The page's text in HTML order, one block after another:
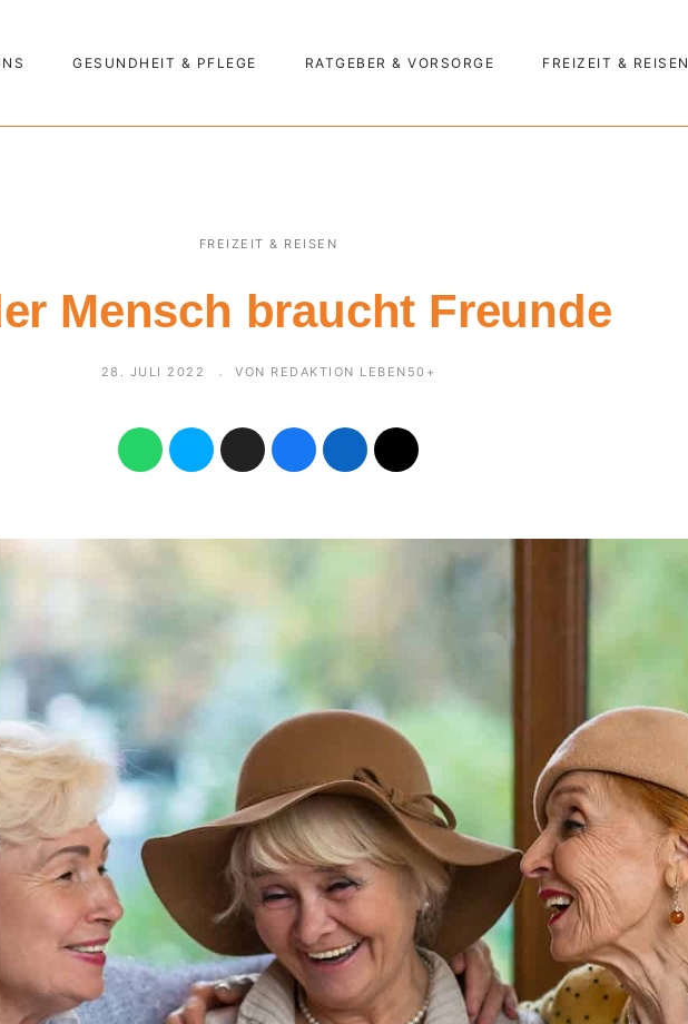
GESUNDHEIT & PFLEGE RATGEBER & VORSORGE FREIZEIT & REISEN
FREIZEIT & REISEN
Mensch braucht Freunde
28. JULI 2022 VON REDAKTION LEBEN50+